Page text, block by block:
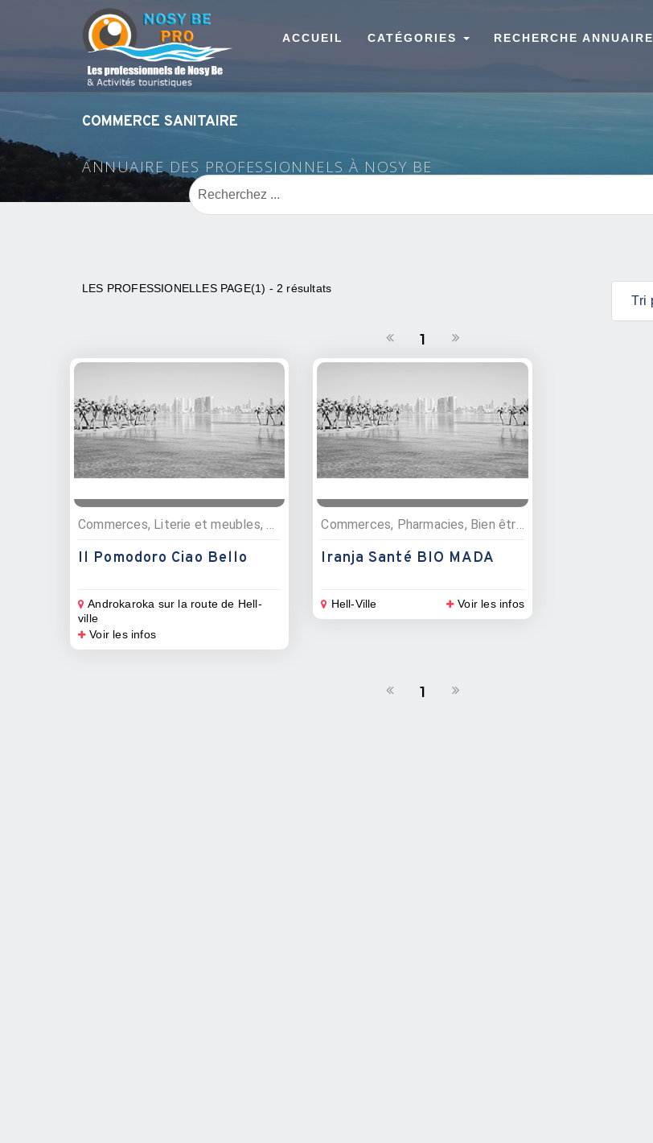
ACCUEIL CATÉGORIES RECHERCHE ANNUAIRE
COMMERCE SANITAIRE
ANNUAIRE DES PROFESSIONNELS À NOSY BE
LES PROFESSIONELLES PAGE(1) - 2 résultats
1
Commerces, Literie et meubles, Commerce sanitaire
Il Pomodoro Ciao Bello
Androkaroka sur la route de Hell-
ville
Voir les infos
Commerces, Pharmacies, Bien être, Commerce sanitaire
Iranja Santé BIO MADA
Hell-Ville Voir les infos
1